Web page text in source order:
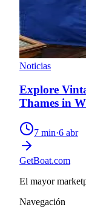
Noticias
Explore
Thames in
7 min·6 abr
GetBoat.com
El mayor
Navegación